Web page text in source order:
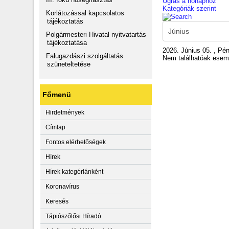
Korlátozással kapcsolatos
tájékoztatás
Polgármesteri Hivatal nyitvatartás
tájékoztatása
Falugazdászi szolgáltatás
szüneteltetése
Főmenü
Hirdetmények
Címlap
Fontos elérhetőségek
Hírek
Hírek kategóriánként
Koronavírus
Keresés
Tápiószőlősi Híradó
Kategóriák szerint
2026. Június 05. ,
Nem találhatóak